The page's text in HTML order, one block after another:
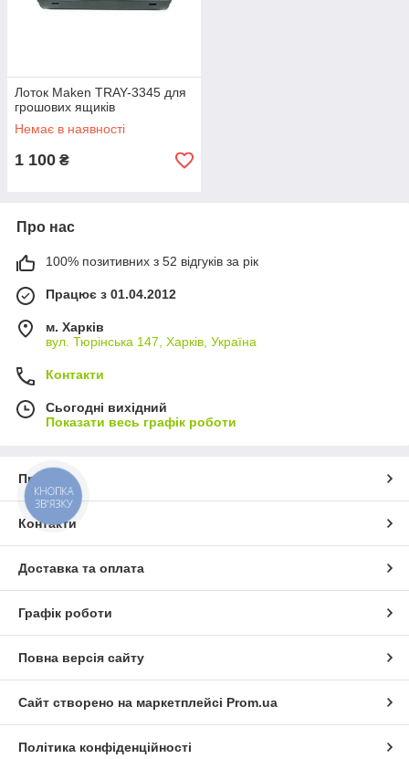
Лоток Maken TRAY-3345 для
грошових ящиків
Немає в наявності
1 100 ₴
Про нас
100% позитивних з 52 відгуків за рік
Працює з 01.04.2012
м. Харків
вул. Тюрінська 147, Харків, Україна
Контакти
Сьогодні вихідний
Показати весь графік роботи
Про нас
Контакти
Доставка та оплата
Графік роботи
Повна версія сайту
Сайт створено на маркетплейсі Prom.ua
Політика конфіденційності
КНОПКА
ЗВ'ЯЗКУ